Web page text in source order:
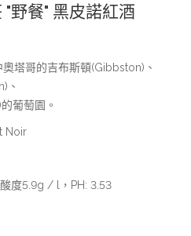
野餐" 黑皮諾紅酒
塔哥的吉布斯頓(Gibbston)、
、
葡萄園。
Noir
度5.9g / l，PH: 3.53